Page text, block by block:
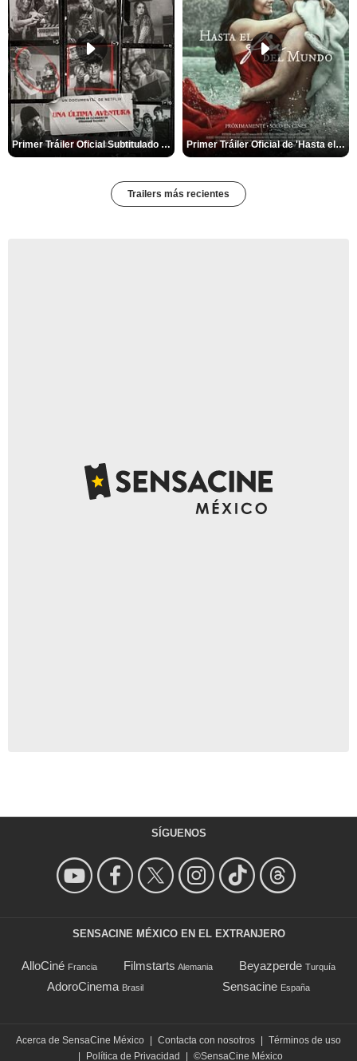
Primer Tráiler Oficial Subtitulado de 'Una última aventura: Detrás de cámaras de Stranger Things 5' Primer Tráiler Oficial de 'Hasta el fin del mundo'
Trailers más recientes
SÍGUENOS
SENSACINE MÉXICO EN EL EXTRANJERO
AlloCiné Francia Filmstarts Alemania Beyazperde Turquía
AdoroCinema Brasil Sensacine España
Acerca de SensaCine México Contacta con nosotros
Términos de uso
Política de Privacidad ©SensaCine México